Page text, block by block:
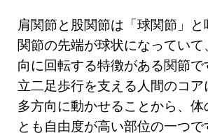
肩関節と股関節は「球関節」と
関節の先端が球状になってい
向に回転する特徴がある関節で
立二足歩行を支える人間のコア
多方向に動かせることから、体
とも自由度が高い部位の一つで